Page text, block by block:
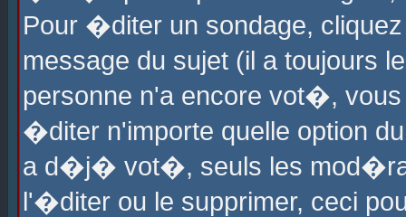
Pour �diter un sondage,
message du sujet (il a toujours
personne n'a encore vot�,
�diter n'importe quelle option
a d�j� vot�, seuls les
l'�diter ou le supprimer, ceci